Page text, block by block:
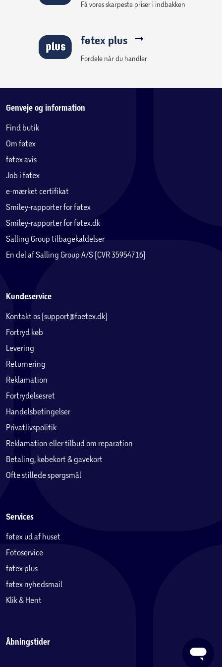
OBS! Varen er assorteret, og en bestemt variant kan
Få vores skarpeste priser i indbakken
føtex plus
Fordele når du handler
Genveje og information
Find butik
Om føtex
føtex avis
Job i føtex
e-mærket certifikat
Smiley-rapporter for føtex
Smiley-rapporter for føtex.dk
Salling Group tilbagekaldelser
En del af Salling Group A/S (CVR 35954716)
Kundeservice
Kontakt os (support@foetex.dk)
Fortryd køb
Levering
Returnering
Reklamation
Fortrydelsesret
Handelsbetingelser
Privatlivspolitik
Reklamation eller tilbud om reparation
Betaling, købekort & gavekort
Ofte stillede spørgsmål
Services
føtex ud af huset
Fotoservice
føtex plus
føtex nyhedsmail
Klik & Hent
Åbningstider